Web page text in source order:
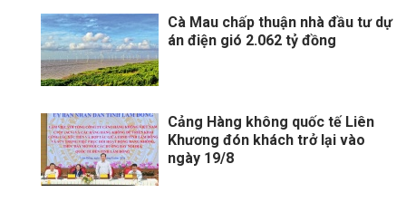
Cà Mau chấp thuận nhà đầu tư dự
án điện gió 2.062 tỷ đồng
Cảng Hàng không quốc tế Liên
Khương đón khách trở lại vào
ngày 19/8